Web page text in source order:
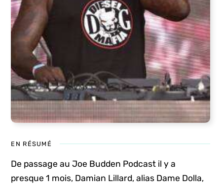
EN RÉSUMÉ
De passage au Joe Budden Podcast il y a
presque 1 mois, Damian Lillard, alias Dame Dolla,